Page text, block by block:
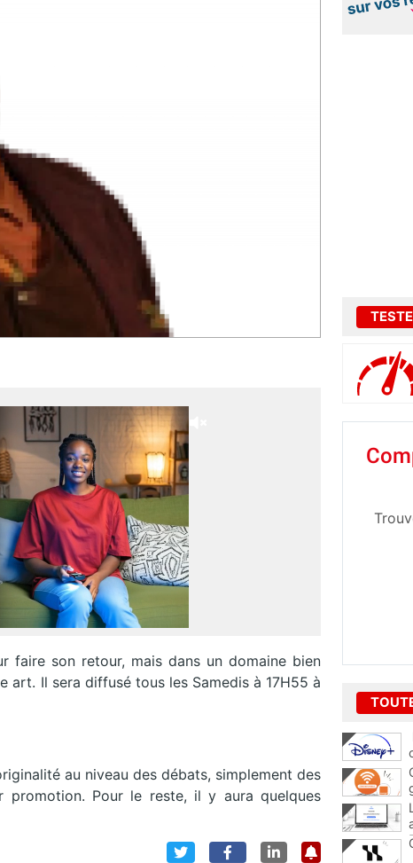
son retour, mais dans un domaine bien
Il sera diffusé tous les Samedis à 17H55 à
au niveau des débats, simplement des
promotion. Pour le reste, il y aura quelques